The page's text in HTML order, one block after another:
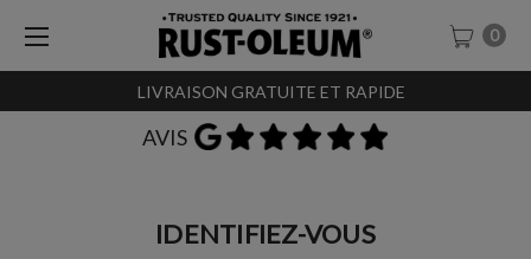
LIVRAISON GRATUITE ET RAPIDE
0
AVIS
IDENTIFIEZ-VOUS